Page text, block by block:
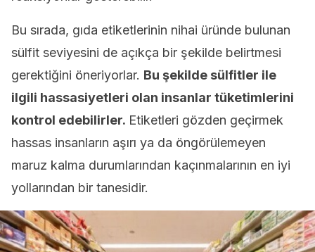
Bu sırada, gıda etiketlerinin nihai üründe bulunan
sülfit seviyesini de açıkça bir şekilde belirtmesi
gerektiğini öneriyorlar. Bu şekilde sülfitler ile
ilgili hassasiyetleri olan insanlar tüketimlerini
kontrol edebilirler. Etiketleri gözden geçirmek
hassas insanların aşırı ya da öngörülemeyen
maruz kalma durumlarından kaçınmalarının en iyi
yollarından bir tanesidir.